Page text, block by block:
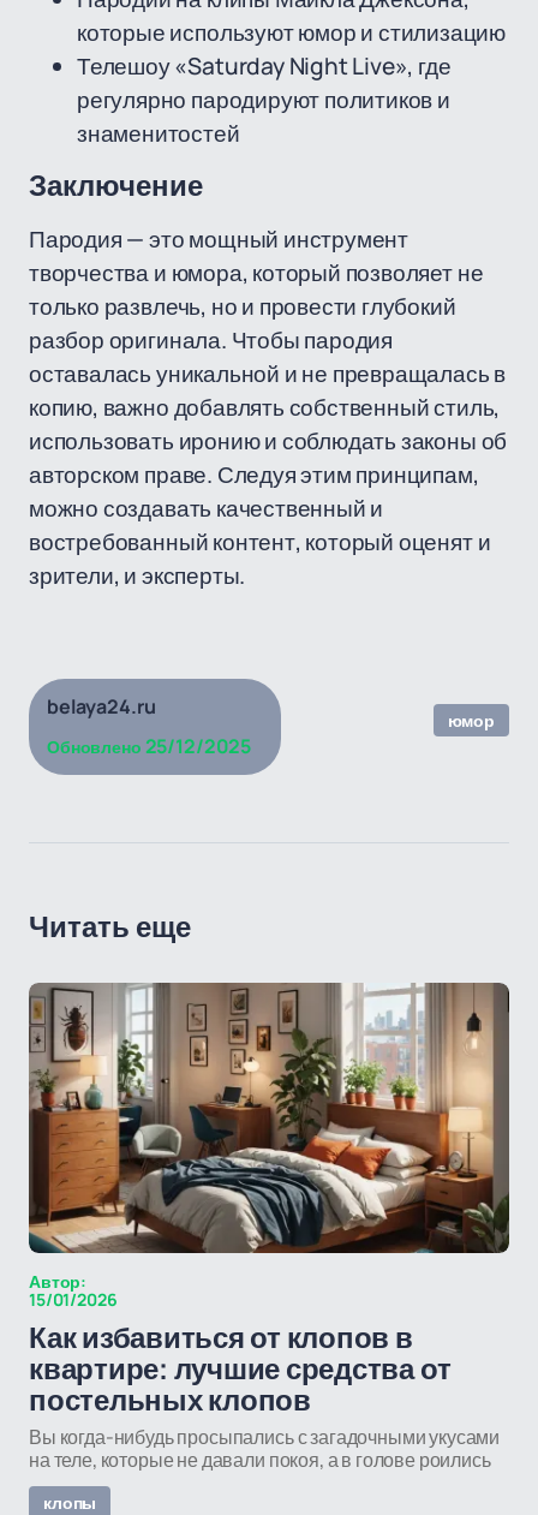
которые используют юмор и стилизацию
Телешоу «Saturday Night Live», где
регулярно пародируют политиков и
знаменитостей
Заключение
Пародия — это мощный инструмент
творчества и юмора, который позволяет не
только развлечь, но и провести глубокий
разбор оригинала. Чтобы пародия
оставалась уникальной и не превращалась в
копию, важно добавлять собственный стиль,
использовать иронию и соблюдать законы об
авторском праве. Следуя этим принципам,
можно создавать качественный и
востребованный контент, который оценят и
зрители, и эксперты.
belaya24.ru
Обновлено 25/12/2025
юмор
Читать еще
Автор:
15/01/2026
Как избавиться от клопов в
квартире: лучшие средства от
постельных клопов
Вы когда-нибудь просыпались с загадочными укусами
на теле, которые не давали покоя, а в голове роились
клопы